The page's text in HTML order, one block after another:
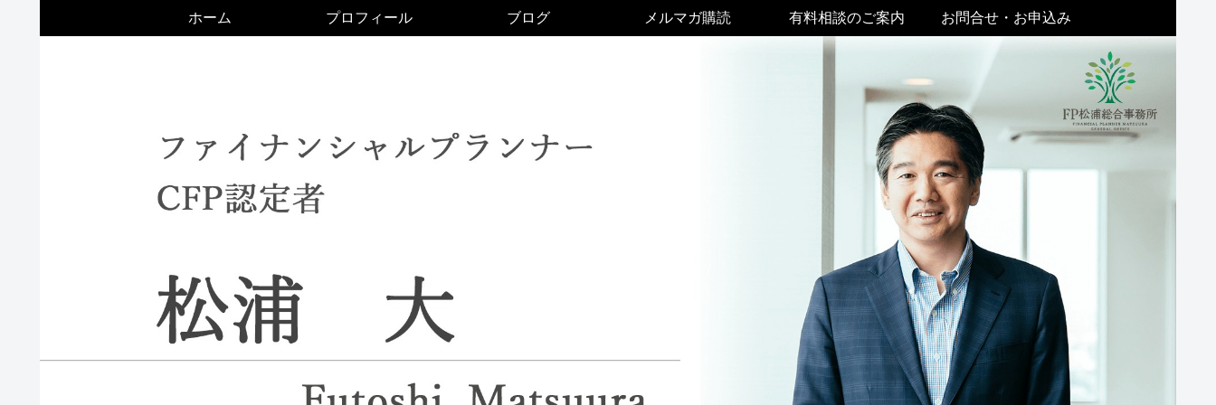
ホーム プロフィール ブログ メルマガ購読 有料相談のご案内 お問合せ・お申込み